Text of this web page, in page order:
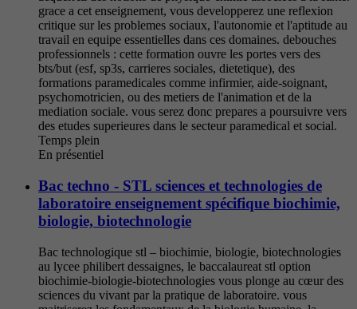
grace a cet enseignement, vous developperez une reflexion
critique sur les problemes sociaux, l'autonomie et l'aptitude au
travail en equipe essentielles dans ces domaines. debouches
professionnels : cette formation ouvre les portes vers des
bts/but (esf, sp3s, carrieres sociales, dietetique), des
formations paramedicales comme infirmier, aide-soignant,
psychomotricien, ou des metiers de l'animation et de la
mediation sociale. vous serez donc prepares a poursuivre vers
des etudes superieures dans le secteur paramedical et social.
Temps plein
En présentiel
Bac techno - STL sciences et technologies de
laboratoire enseignement spécifique biochimie,
biologie, biotechnologie
Bac technologique stl – biochimie, biologie, biotechnologies
au lycee philibert dessaignes, le baccalaureat stl option
biochimie-biologie-biotechnologies vous plonge au cœur des
sciences du vivant par la pratique de laboratoire. vous